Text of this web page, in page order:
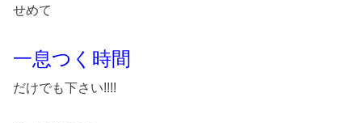
せめて
一息つく時間
だけでも下さい!!!!